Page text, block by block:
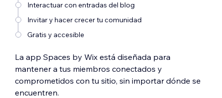
Interactuar con entradas del blog
Invitar y hacer crecer tu comunidad
Gratis y accesible
La app Spaces by Wix está diseñada para
mantener a tus miembros conectados y
comprometidos con tu sitio, sin importar dónde se
encuentren.